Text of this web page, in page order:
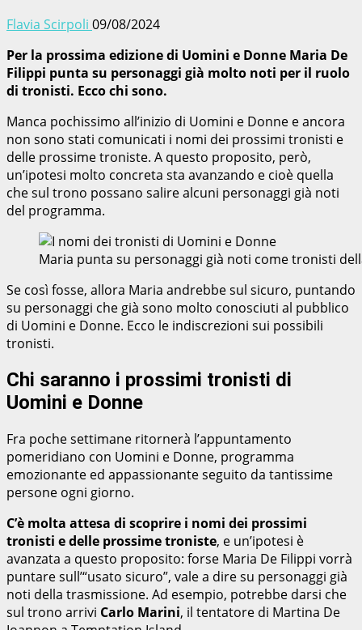
Flavia Scirpoli 09/08/2024
Per la prossima edizione di Uomini e Donne Maria De
Filippi punta su personaggi già molto noti per il ruolo
di tronisti. Ecco chi sono.
Manca pochissimo all’inizio di Uomini e Donne e ancora
non sono stati comunicati i nomi dei prossimi tronisti e
delle prossime troniste. A questo proposito, però,
un’ipotesi molto concreta sta avanzando e cioè quella
che sul trono possano salire alcuni personaggi già noti
del programma.
Maria punta su personaggi già noti come tronisti
Se così fosse, allora Maria andrebbe sul sicuro, puntando
su personaggi che già sono molto conosciuti al pubblico
di Uomini e Donne. Ecco le indiscrezioni sui possibili
tronisti.
Chi saranno i prossimi tronisti di
Uomini e Donne
Fra poche settimane ritornerà l’appuntamento
pomeridiano con Uomini e Donne, programma
emozionante ed appassionante seguito da tantissime
persone ogni giorno.
C’è molta attesa di scoprire i nomi dei prossimi
tronisti e delle prossime troniste, e un’ipotesi è
avanzata a questo proposito: forse Maria De Filippi vorrà
puntare sull’“usato sicuro”, vale a dire su personaggi già
noti della trasmissione. Ad esempio, potrebbe darsi che
sul trono arrivi Carlo Marini, il tentatore di Martina De